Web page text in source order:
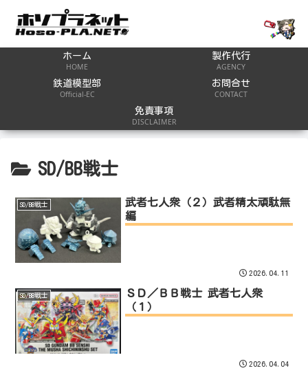
ホーム
HOME
製作代行
AGENCY
鉄道模型部
Official-EC
お問合せ
CONTACT
免責事項
DISCLAIMER
SD/BB戦士
SD/BB戦士
武者七人衆（２）武者精太頑駄無
編
2026.04.11
SD/BB戦士
ＳＤ／ＢＢ戦士 武者七人衆
（１）
2026.04.04